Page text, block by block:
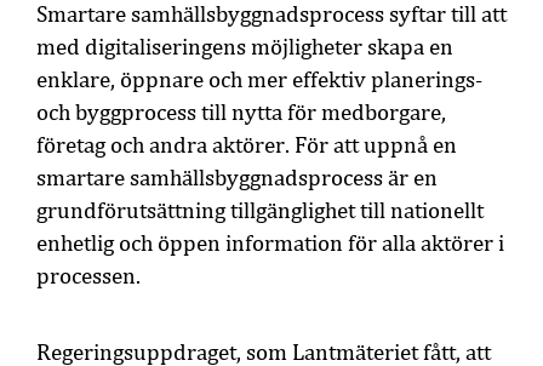
Smartare samhällsbyggnadsprocess syftar till att
med digitaliseringens möjligheter skapa en
enklare, öppnare och mer effektiv planerings-
och byggprocess till nytta för medborgare,
företag och andra aktörer. För att uppnå en
smartare samhällsbyggnadsprocess är en
grundförutsättning tillgänglighet till nationellt
enhetlig och öppen information för alla aktörer i
processen.
Regeringsuppdraget, som Lantmäteriet fått, att